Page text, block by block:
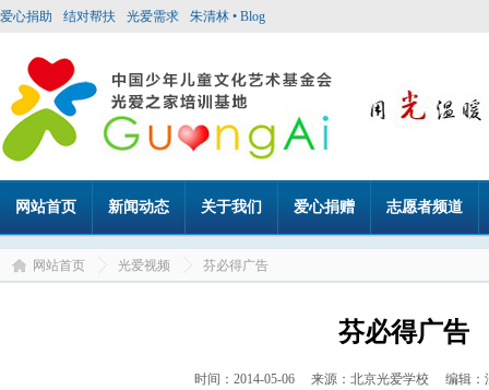
爱心捐助 结对帮扶 光爱需求 朱清林 • Blog
网站首页 新闻动态 关于我们 爱心捐赠 志愿者频道
网站首页 光爱视频 芬必得广告
芬必得广告
时间：2014-05-06 来源：北京光爱学校 编辑